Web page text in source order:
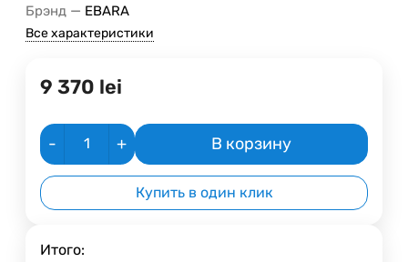
Брэнд — EBARA
Все характеристики
9 370 lei
- + В корзину
Купить в один клик
Итого: